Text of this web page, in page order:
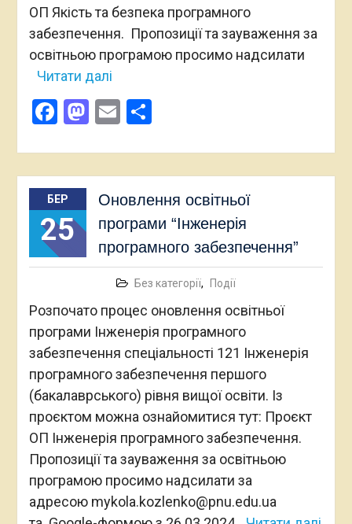
ОП Якість та безпека програмного
забезпечення. Пропозиції та зауваження за
освітньою програмою просимо надсилати
Читати далі
Facebook
Mastodon
EmailПоділитися
БЕР
25
Оновлення освітньої
програми “Інженерія
програмного забезпечення”
Без категорії, Події
Розпочато процес оновлення освітньої
програми Інженерія програмного
забезпечення спеціальності 121 Інженерія
програмного забезпечення першого
(бакалаврського) рівня вищої освіти. Із
проєктом можна ознайомитися тут: Проєкт
ОП Інженерія програмного забезпечення.
Пропозиції та зауваження за освітньою
програмою просимо надсилати за
адресою mykola.kozlenko@pnu.edu.ua